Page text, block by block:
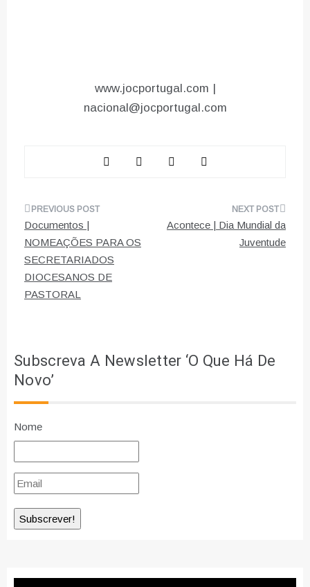
www.jocportugal.com |
nacional@jocportugal.com
Navegação
de
artigos
Documentos |
NOMEAÇÕES PARA OS
SECRETARIADOS
DIOCESANOS DE
PASTORAL
Acontece | Dia Mundial da
Juventude
Subscreva A Newsletter ‘O Que Há De
Novo’
Nome